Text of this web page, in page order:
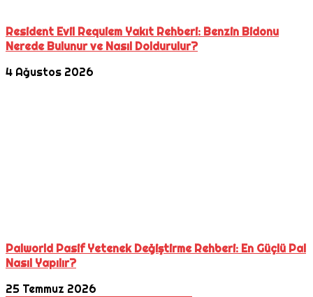
Resident Evil Requiem Yakıt Rehberi: Benzin Bidonu
Nerede Bulunur ve Nasıl Doldurulur?
4 Ağustos 2026
Palworld Pasif Yetenek Değiştirme Rehberi: En Güçlü Pal
Nasıl Yapılır?
25 Temmuz 2026